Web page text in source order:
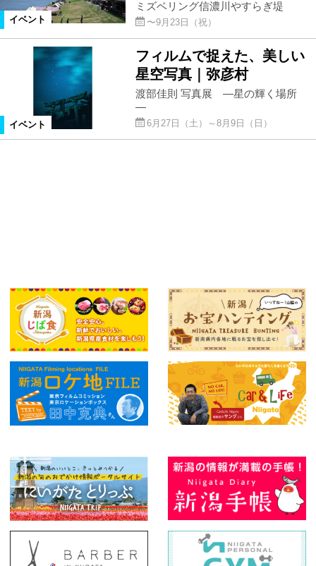
イベント
ミズベリング信濃川やすらぎ堤
〜9月23日（祝）
イベント
フィルムで捉えた、美しい
星空写真｜弥彦村
渡部佳則 写真展 ―星の輝く場所
―
6月27日（土）～8月9日（日）